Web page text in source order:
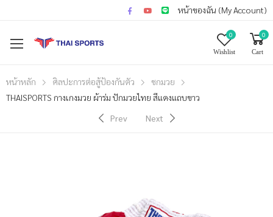
หน้าของฉัน (My Account)
0
Wishlist
0
Cart
หน้าหลัก ศิลปะการต่อสู้ป้องกันตัว
ชกมวย
THAISPORTS กางเกงมวย ผ้าร่ม ปักมวยไทย สีแดงแถบขาว
Prev
Next